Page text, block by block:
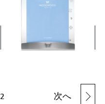
詳細を見る
2 次へ